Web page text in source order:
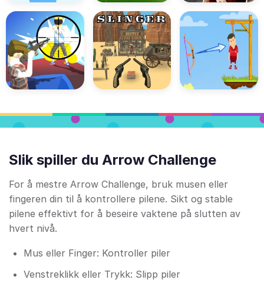
Slik spiller du Arrow Challenge
For å mestre Arrow Challenge, bruk musen eller
fingeren din til å kontrollere pilene. Sikt og stable
pilene effektivt for å beseire vaktene på slutten av
hvert nivå.
Mus eller Finger: Kontroller piler
Venstreklikk eller Trykk: Slipp piler